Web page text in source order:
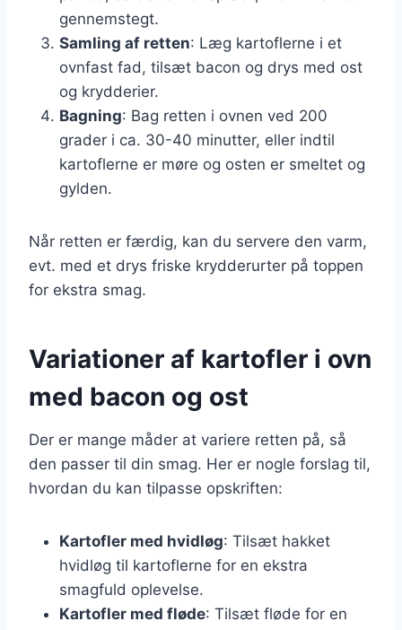
gennemstegt.
Samling af retten: Læg kartoflerne i et
ovnfast fad, tilsæt bacon og drys med ost
og krydderier.
Bagning: Bag retten i ovnen ved 200
grader i ca. 30-40 minutter, eller indtil
kartoflerne er møre og osten er smeltet og
gylden.
Når retten er færdig, kan du servere den varm,
evt. med et drys friske krydderurter på toppen
for ekstra smag.
Variationer af kartofler i ovn
med bacon og ost
Der er mange måder at variere retten på, så
den passer til din smag. Her er nogle forslag til,
hvordan du kan tilpasse opskriften:
Kartofler med hvidløg: Tilsæt hakket
hvidløg til kartoflerne for en ekstra
smagfuld oplevelse.
Kartofler med fløde: Tilsæt fløde for en